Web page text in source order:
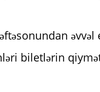
əvvəl
biletlərin